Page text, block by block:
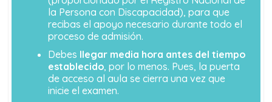
la Persona con Discapacidad), para que
recibas el apoyo necesario durante todo el
proceso de admisión.
Debes llegar media hora antes del tiempo
establecido, por lo menos. Pues, la puerta
de acceso al aula se cierra una vez que
inicie el examen.